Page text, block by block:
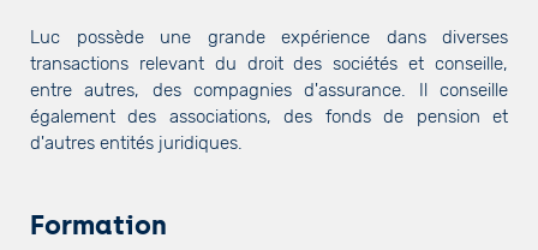
Luc possède une grande expérience dans diverses
transactions relevant du droit des sociétés et conseille,
entre autres, des compagnies d'assurance. Il conseille
également des associations, des fonds de pension et
d'autres entités juridiques.
Formation